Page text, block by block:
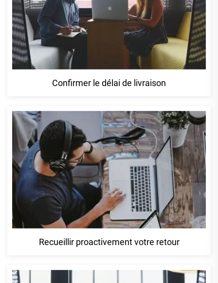
Confirmer le délai de livraison
Recueillir proactivement votre retour